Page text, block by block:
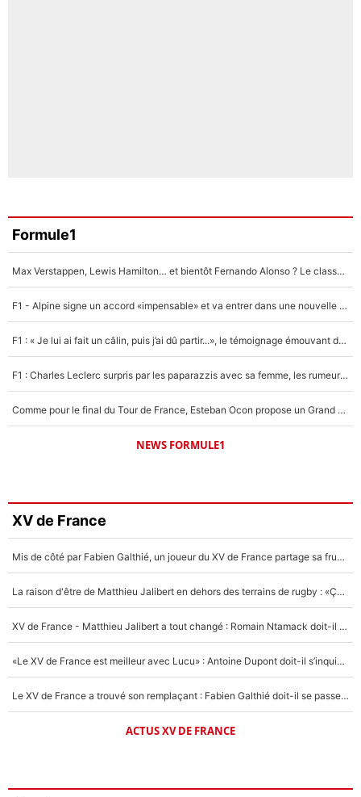
Formule1
Max Verstappen, Lewis Hamilton… et bientôt Fernando Alonso ? Le classement des pilotes les mieux payés en Formule 1 risque de changer !
F1 - Alpine signe un accord «impensable» et va entrer dans une nouvelle dimension : Grande nouvelle pour Pierre Gasly !
F1 : « Je lui ai fait un câlin, puis j’ai dû partir...», le témoignage émouvant de Max Verstappen sur sa fille
F1 : Charles Leclerc surpris par les paparazzis avec sa femme, les rumeurs étaient vraies !
Comme pour le final du Tour de France, Esteban Ocon propose un Grand Prix de Formule 1 à Paris : «Autour de l’Arc de Triomphe, ce serait génial» !
NEWS FORMULE1
XV de France
Mis de côté par Fabien Galthié, un joueur du XV de France partage sa frustration : «ils ne me l’ont pas dit tout de suite»
La raison d'être de Matthieu Jalibert en dehors des terrains de rugby : «Ça m'atteint autant que si tu touches à un membre de ma famille»
XV de France - Matthieu Jalibert a tout changé : Romain Ntamack doit-il s’inquiéter pour sa place à un an de la Coupe du monde ?
«Le XV de France est meilleur avec Lucu» : Antoine Dupont doit-il s’inquiéter pour sa place ?
Le XV de France a trouvé son remplaçant : Fabien Galthié doit-il se passer d'Antoine Dupont ?
ACTUS XV DE FRANCE